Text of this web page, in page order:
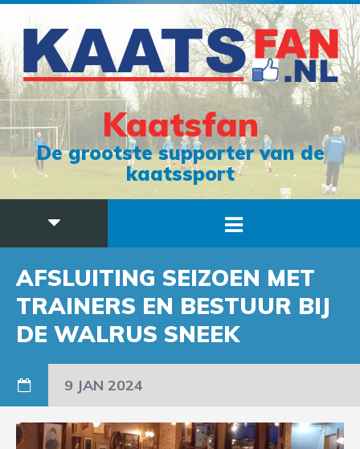
Kaatsfan
De grootste supporter van de
kaatssport
AFSLUITING SEIZOEN MET
TRAINERS EN BESTUUR BIJ
DE WALRUS SNEEK
9 JAN 2024